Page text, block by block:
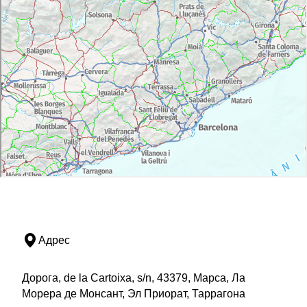
Адрес
Дорога, de la Cartoixa, s/n, 43379, Марса, Ла
Морера де Монсант, Эл Приорат, Таррагона